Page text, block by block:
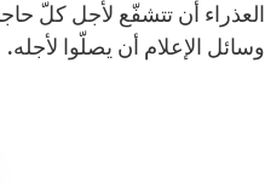
العذراء أن تتشفّع لأجل كلّ
وسائل الإعلام أن يصلّوا لأجله.